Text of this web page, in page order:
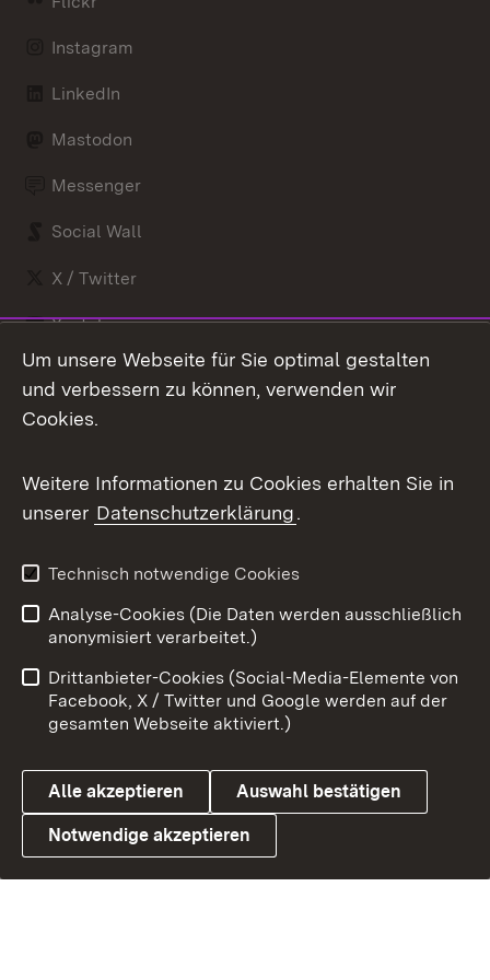
Instagram
LinkedIn
Mastodon
Messenger
Social Wall
X / Twitter
Youtube
Link zum Landesportal
Impressum
Datenschutz
Cookies
Um unsere Webseite für Sie optimal gestalten
und verbessern zu können, verwenden wir
Cookies.
Weitere Informationen zu Cookies erhalten Sie in
unserer Datenschutzerklärung.
Technisch notwendige Cookies
Analyse-Cookies (Die Daten werden ausschließlich
anonymisiert verarbeitet.)
Drittanbieter-Cookies (Social-Media-Elemente von
Facebook, X / Twitter und Google werden auf der
gesamten Webseite aktiviert.)
Alle akzeptieren Auswahl bestätigen
Notwendige akzeptieren